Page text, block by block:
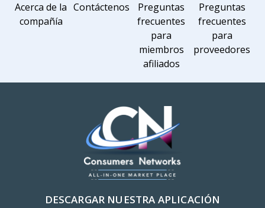
Acerca de la
compañía
Contáctenos
Preguntas
frecuentes
para
miembros
afiliados
Preguntas
frecuentes
para
proveedores
DESCARGAR NUESTRA APLICACIÓN